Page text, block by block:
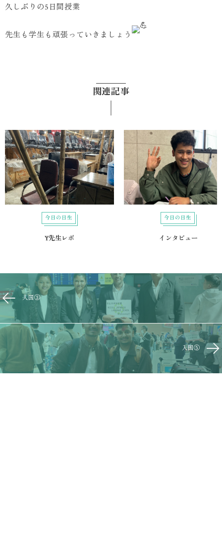
久しぶりの5日間授業
先生も学生も頑張っていきましょう
関連記事
今日の日生
Y先生レポ
今日の日生
インタビュー
入国③
入国⑤